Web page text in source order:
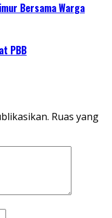
Bersama Warga
PBB
Ruas yang